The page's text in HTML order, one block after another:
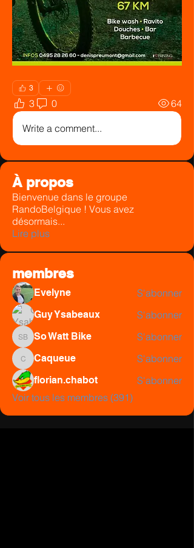
3
3 0 64
Write a comment...
À propos
Bienvenue dans le groupe
RandoBelgique ! Vous avez
désormais...
Lire plus
membres
Evelyne S'abonner
Guy Ysabeaux S'abonner
So Watt Bike
So Watt Bike S'abonner
Caqueue
Caqueue S'abonner
florian.chabot
S'abonner
Voir tous les membres (391)